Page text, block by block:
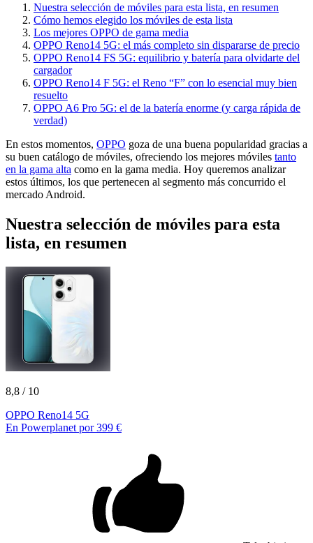
Nuestra selección de móviles para esta lista, en resumen
Cómo hemos elegido los móviles de esta lista
Los mejores OPPO de gama media
OPPO Reno14 5G: el más completo sin dispararse de precio
OPPO Reno14 FS 5G: equilibrio y batería para olvidarte del
cargador
OPPO Reno14 F 5G: el Reno “F” con lo esencial muy bien
resuelto
OPPO A6 Pro 5G: el de la batería enorme (y carga rápida de
verdad)
En estos momentos, OPPO goza de una buena popularidad gracias a
su buen catálogo de móviles, ofreciendo los mejores móviles tanto
en la gama alta como en la gama media. Hoy queremos analizar
estos últimos, los que pertenecen al segmento más concurrido el
mercado Android.
Nuestra selección de móviles para esta
lista, en resumen
8,8 / 10
OPPO Reno14 5G
En Powerplanet por 399 €